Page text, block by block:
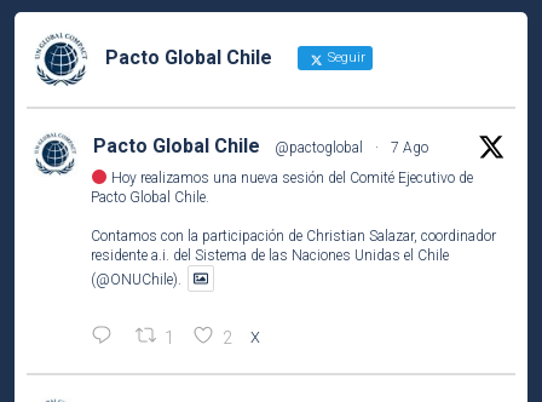
Pacto Global Chile Seguir
Pacto Global Chile @pactoglobal ·
7 Ago
Hoy realizamos una nueva sesión del Comité Ejecutivo de
Pacto Global Chile.
Contamos con la participación de Christian Salazar, coordinador
residente a.i. del Sistema de las Naciones Unidas el Chile
(@ONUChile).
1 2 X